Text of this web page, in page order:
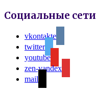
Социальные сети
vkontakte
twitter
youtube
zen-yandex
mail